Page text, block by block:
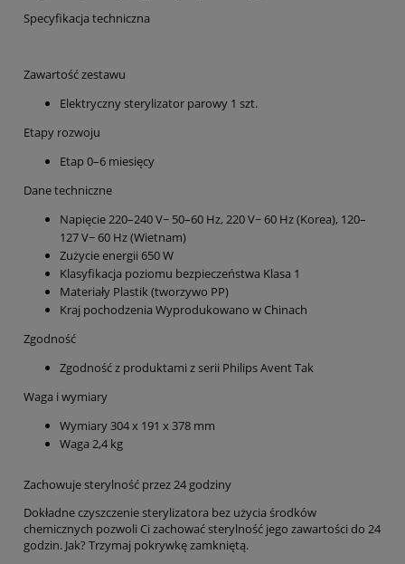
Specyfikacja techniczna
Zawartość zestawu
Elektryczny sterylizator parowy 1 szt.
Etapy rozwoju
Etap 0–6 miesięcy
Dane techniczne
Napięcie 220–240 V~ 50–60 Hz, 220 V~ 60 Hz (Korea), 120–
127 V~ 60 Hz (Wietnam)
Zużycie energii 650 W
Klasyfikacja poziomu bezpieczeństwa Klasa 1
Materiały Plastik (tworzywo PP)
Kraj pochodzenia Wyprodukowano w Chinach
Zgodność
Zgodność z produktami z serii Philips Avent Tak
Waga i wymiary
Wymiary 304 x 191 x 378 mm
Waga 2,4 kg
Zachowuje sterylność przez 24 godziny
Dokładne czyszczenie sterylizatora bez użycia środków
chemicznych pozwoli Ci zachować sterylność jego zawartości do 24
godzin. Jak? Trzymaj pokrywkę zamkniętą.